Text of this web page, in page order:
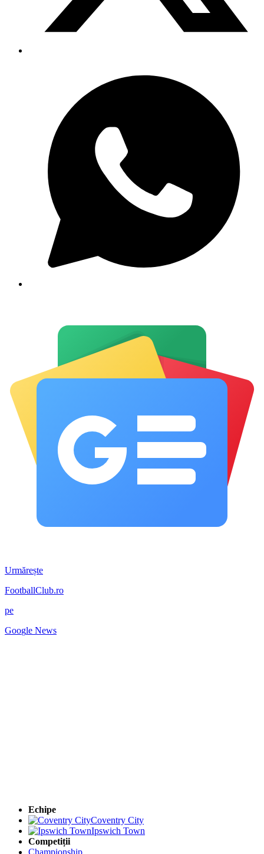
Urmărește
FootballClub.ro
pe
Google News
Echipe
Coventry City
Ipswich Town
Competiții
Championship